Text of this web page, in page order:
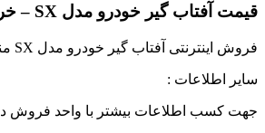
قیمت آفتاب گیر خودرو مدل SX – خریدلوازم داخلی
فروش اینترنتی آفتاب گیر خودرو مدل SX مناسب برای خودرو لوازم داخلی خودرو
سایر اطلاعات :
جهت کسب اطلاعات بیشتر با واحد فروش در